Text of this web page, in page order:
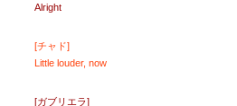
Alright
[チャド]
Little louder, now
[ガブリエラ]